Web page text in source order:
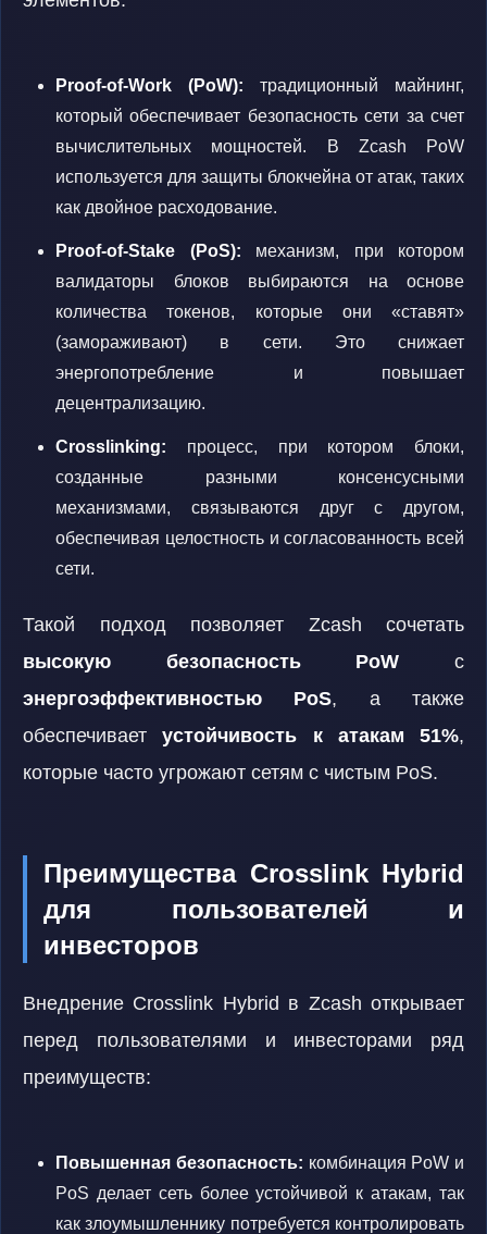
Proof-of-Work (PoW): традиционный майнинг,
который обеспечивает безопасность сети за счет
вычислительных мощностей. В Zcash PoW
используется для защиты блокчейна от атак, таких
как двойное расходование.
Proof-of-Stake (PoS): механизм, при котором
валидаторы блоков выбираются на основе
количества токенов, которые они «ставят»
(замораживают) в сети. Это снижает
энергопотребление и повышает
децентрализацию.
Crosslinking: процесс, при котором блоки,
созданные разными консенсусными
механизмами, связываются друг с другом,
обеспечивая целостность и согласованность всей
сети.
Такой подход позволяет Zcash сочетать
высокую безопасность PoW с
энергоэффективностью PoS, а также
обеспечиваетустойчивость к атакам 51%,
которые часто угрожают сетям с чистым PoS.
Преимущества Crosslink Hybrid
для пользователей и
инвесторов
Внедрение Crosslink Hybrid в Zcash открывает
перед пользователями и инвесторами ряд
преимуществ:
Повышенная безопасность: комбинация PoW и
PoS делает сеть более устойчивой к атакам, так
как злоумышленнику потребуется контролировать